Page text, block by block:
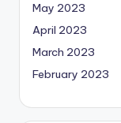
May 2023
April 2023
March 2023
February 2023